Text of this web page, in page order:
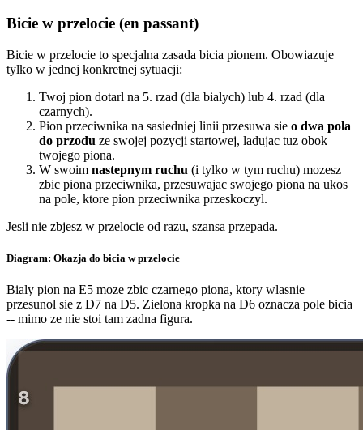
Bicie w przelocie (en passant)
Bicie w przelocie to specjalna zasada bicia pionem. Obowiazuje
tylko w jednej konkretnej sytuacji:
Twoj pion dotarl na 5. rzad (dla bialych) lub 4. rzad (dla
czarnych).
Pion przeciwnika na sasiedniej linii przesuwa sie o dwa pola
do przodu ze swojej pozycji startowej, ladujac tuz obok
twojego piona.
W swoim nastepnym ruchu (i tylko w tym ruchu) mozesz
zbic piona przeciwnika, przesuwajac swojego piona na ukos
na pole, ktore pion przeciwnika przeskoczyl.
Jesli nie zbjesz w przelocie od razu, szansa przepada.
Diagram: Okazja do bicia w przelocie
Bialy pion na E5 moze zbic czarnego piona, ktory wlasnie
przesunol sie z D7 na D5. Zielona kropka na D6 oznacza pole bicia
-- mimo ze nie stoi tam zadna figura.